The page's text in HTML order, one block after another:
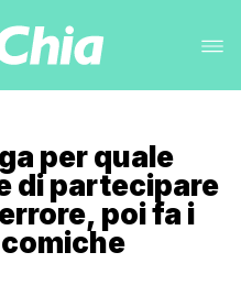
per quale
di partecipare
poi fa i